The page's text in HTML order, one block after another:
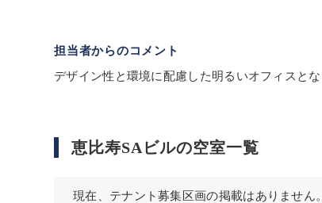
担当者からのコメント
デザイン性と環境に配慮した明るいオフィスと
恵比寿SAビルの空室一覧
現在、テナント募集区画の掲載はありません。